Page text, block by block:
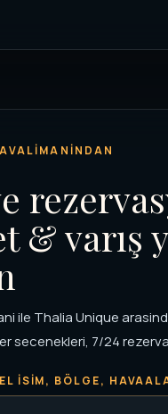
& varış
ile Thalia Unique
secenekleri, 7/24
ISIM, BÖLGE,